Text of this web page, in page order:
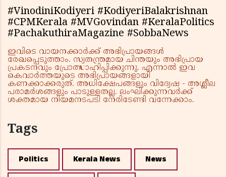
#VinodiniKodiyeri #KodiyeriBalakrishnan
#CPMKerala #MVGovindan #KeralaPolitics
#PachakuthiraMagazine #SobbaNews
ഇവിടെ വായനക്കാർക്ക് അഭിപ്രായങ്ങൾ
രേഖപ്പെടുത്താം. സ്വതന്ത്രമായ ചിന്തയും അഭിപ്രായ
പ്രകടനവും പ്രോത്സാഹിപ്പിക്കുന്നു. എന്നാൽ ഇവ
കെവാർത്തയുടെ അഭിപ്രായങ്ങളായി
കണക്കാക്കരുത്. അധിക്ഷേപങ്ങളും വിദ്വേഷ - അശ്ലീല
പരാമർശങ്ങളും പാടുള്ളതല്ല. ലംഘിക്കുന്നവർക്ക്
ശക്തമായ നിയമനടപടി നേരിടേണ്ടി വന്നേക്കാം.
Tags
Politics Kerala News News